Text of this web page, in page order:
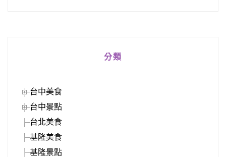
分類
台中美食
台中景點
台北美食
基隆美食
基隆景點